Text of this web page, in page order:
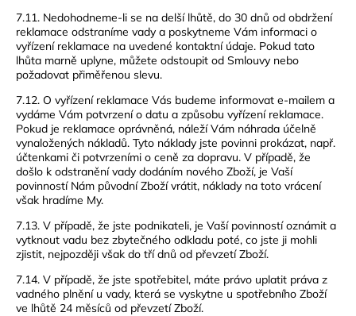
7.11. Nedohodneme-li se na delší lhůtě, do 30 dnů od obdržení
reklamace odstraníme vady a poskytneme Vám informaci o
vyřízení reklamace na uvedené kontaktní údaje. Pokud tato
lhůta marně uplyne, můžete odstoupit od Smlouvy nebo
požadovat přiměřenou slevu.
7.12. O vyřízení reklamace Vás budeme informovat e-mailem a
vydáme Vám potvrzení o datu a způsobu vyřízení reklamace.
Pokud je reklamace oprávněná, náleží Vám náhrada účelně
vynaložených nákladů. Tyto náklady jste povinni prokázat, např.
účtenkami či potvrzeními o ceně za dopravu. V případě, že
došlo k odstranění vady dodáním nového Zboží, je Vaší
povinností Nám původní Zboží vrátit, náklady na toto vrácení
však hradíme My.
7.13. V případě, že jste podnikateli, je Vaší povinností oznámit a
vytknout vadu bez zbytečného odkladu poté, co jste ji mohli
zjistit, nejpozději však do tří dnů od převzetí Zboží.
7.14. V případě, že jste spotřebitel, máte právo uplatit práva z
vadného plnění u vady, která se vyskytne u spotřebního Zboží
ve lhůtě 24 měsíců od převzetí Zboží.